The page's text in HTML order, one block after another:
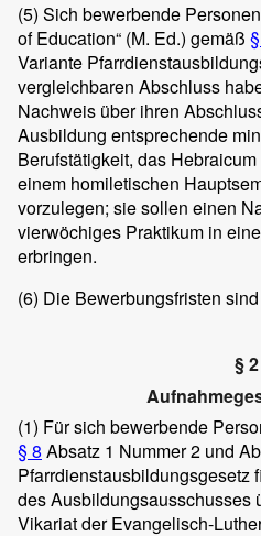
(5) Sich bewerbende
of Education“ (M. Ed.) gemäß
Variante
vergleichbaren Abschluss
Nachweis über ihren
Ausbildung entsprechende
Berufstätigkeit, das
einem homiletischen
vorzulegen; sie sollen einen
vierwöchiges Praktikum in
erbringen.
(6) Die Bewerbungsfristen
§ 2
(1) Für sich bewerbende
§ 8 Absatz 1 Nummer 2 und
Pfarrdienstausbildungsgesetz
des Ausbildungsausschusses
Vikariat der Evangelisch-